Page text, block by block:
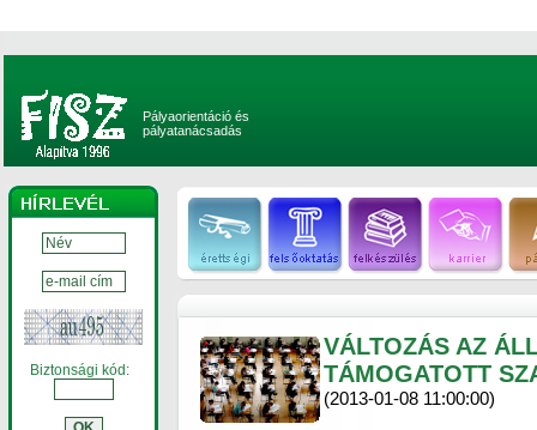
Pályaorientáció és
pályatanácsadás
Biztonsági kód:
VÁLTOZÁS AZ
TÁMOGATOTT
(2013-01-08 11:00:00)